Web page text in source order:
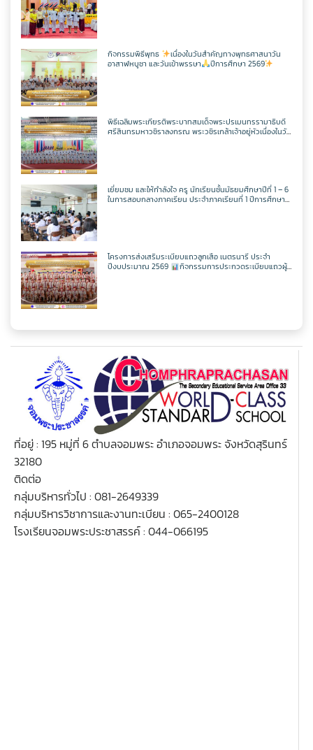
ตารางเรียน/สอน
เว็บไซต์กลุ่มสาระฯ
ตารางเรียน/สอน
เฟสบุคกลุ่มสาระฯ
เว็บไซต์กลุ่มสาระฯ
ตารางเรียน/สอน
เทคโนโลยี
เฟสบุคเทคโนโลยี
เว็บไซต์เทคโนโลยี
เว็บไซต์เดิม
ตารางเรียน1/69
ตารางเรียน ม.1
ตารางเรียน ม.2
ตารางเรียน ม.3
ตารางเรียน ม.4
ตารางเรียน ม.5
ตารางเรียน ม.6
วิชาเพิ่มเติม
วิชาออกแบบฯ
วิชาเพิ่มเติม
วิชาวิทยาการคำนวณ
วิชาออกแบบฯ
วิชาเพิ่มเติม
ครูกัณฌ์ฏธัจส์ ก้านเหลือง
วิชาวิทยาการคำนวณ
วิชาออกแบบฯ
วิชาเพิ่มเติม
ครูมัตติกา สุวงศ์
วิชาวิทยาการคำนวณ
วิชาออกแบบฯ
วิชาเพิ่มเติม
ครูศุภวิชญ์ กมลเลิศ
วิชาวิทยาการคำนวณ
วิชาออกแบบฯ
วิชาเพิ่มเติม
กิจกรรมพิธีพุทธ
เนื่องในวันสำคัญทางพุทธศาสนาวัน
อาสาฬหบูชา และวันเข้าพรรษา
ปีการศึกษา 2569
พิธีเฉลิมพระเกียรติพระบาทสมเด็จพระปรเมนทรรามาธิบดี
ศรีสินทรมหาวชิราลงกรณ พระวชิรเกล้าเจ้าอยู่หัวเนื่องในวัน
เยี่ยมชม และให้กำลังใจ ครู นักเรียนชั้นมัธยมศึกษาปีที่ 1 – 6
ในการสอบกลางภาคเรียน ประจำภาคเรียนที่ 1 ปีการศึกษา
โครงการส่งเสริมระเบียบแถวลูกเสือ เนตรนารี ประจำ
ปีงบประมาณ 2569
กิจกรรมการประกวดระเบียบแถวผู้
ที่อยู่ : 195 หมู่ที่ 6 ตำบลจอมพระ อำเภอจอมพระ จังหวัดสุรินทร์
32180
ติดต่อ
กลุ่มบริหารทั่วไป : 081-2649339
กลุ่มบริหารวิชาการและงานทะเบียน : 065-2400128
โรงเรียนจอมพระประชาสรรค์ : 044-066195